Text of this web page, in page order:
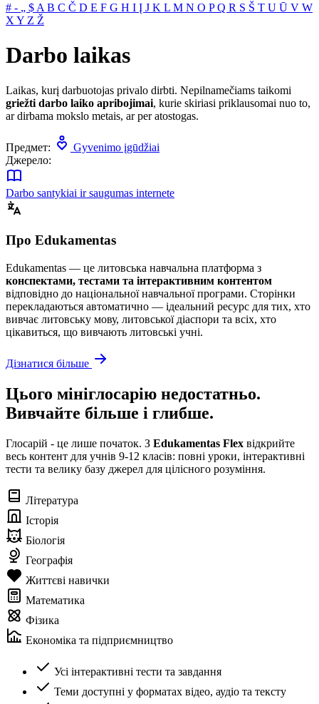
# ‐ „ $ A B C Č D E F G H I Į J K L M N O PQ R S Š T U Ū V W
X Y Z Ž
Darbo laikas
Laikas, kurį darbuotojas privalo dirbti. Nepilnamečiams taikomi
griežti darbo laiko apribojimai, kurie skiriasi priklausomai nuo to,
ar dirbama mokslo metais, ar per atostogas.
Предмет:
Gyvenimo įgūdžiai
Джерело:
Darbo santykiai ir saugumas internete
Про Edukamentas
Edukamentas — це литовська навчальна платформа з
конспектами, тестами та інтерактивним контентом
відповідно до національної навчальної програми. Сторінки
перекладаються автоматично — ідеальний ресурс для тих, хто
вивчає литовську мову, литовської діаспори та всіх, хто
цікавиться, що вивчають литовські учні.
Дізнатися більше
Цього мініглосарію недостатньо.
Вивчайте більше і глибше.
Глосарій - це лише початок. З Edukamentas Flex відкрийте
весь контент для учнів 9-12 класів: повні уроки, інтерактивні
тести та велику базу джерел для цілісного розуміння.
Література
Історія
Біологія
Географія
Життєві навички
Математика
Фізика
Економіка та підприємництво
Усі інтерактивні тести та завдання
Теми доступні у форматах відео, аудіо та тексту